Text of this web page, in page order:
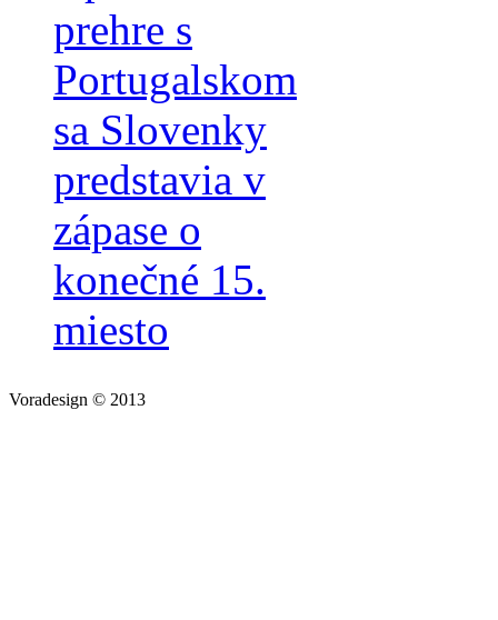
prehre s
Portugalskom
sa Slovenky
predstavia v
zápase o
konečné 15.
miesto
Voradesign © 2013